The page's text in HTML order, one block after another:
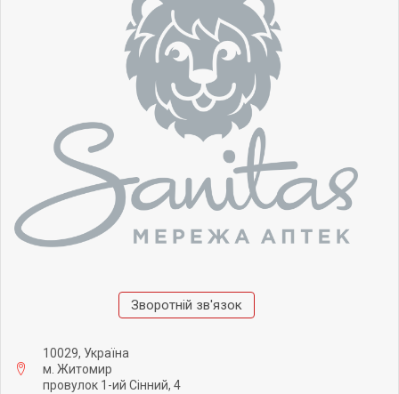
Зворотній зв'язок
10029, Україна
м. Житомир
провулок 1-ий Сінний, 4